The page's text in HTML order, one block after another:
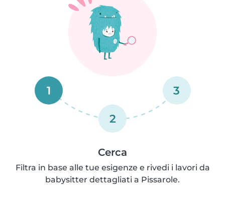
1
2
3
Cerca
Filtra in base alle tue esigenze e rivedi i lavori da
babysitter dettagliati a Pissarole.